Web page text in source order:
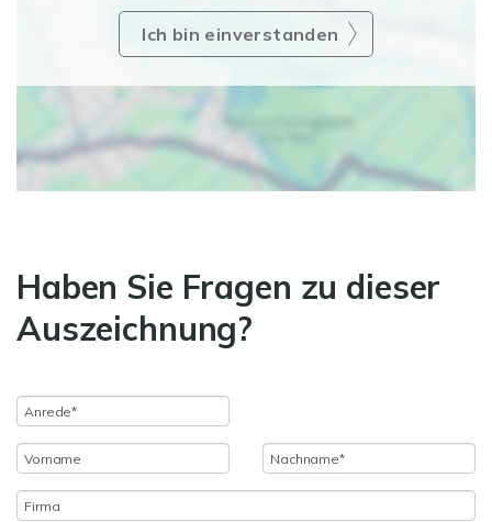
Ich bin einverstanden
Haben Sie Fragen zu dieser
Auszeichnung?